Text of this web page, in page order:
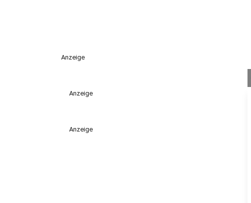
Anzeige
Anzeige
Anzeige